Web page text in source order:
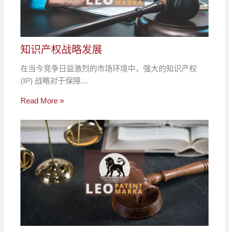
知识产权战略发展
在当今竞争日益激烈的市场环境中，强大的知识产权
(IP) 战略对于保障…
Read More »